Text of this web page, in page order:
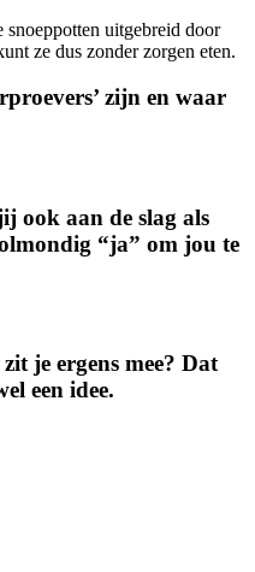
snoeppotten uitgebreid door
ze dus zonder zorgen eten.
zijn en waar
ook aan de slag als
“ja” om jou te
je ergens mee? Dat
een idee.